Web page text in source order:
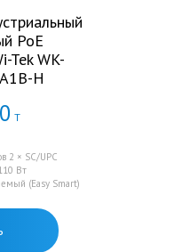
PoE
Tek WK-
H
Т
2 × SC/UPC
Вт
(Easy Smart)